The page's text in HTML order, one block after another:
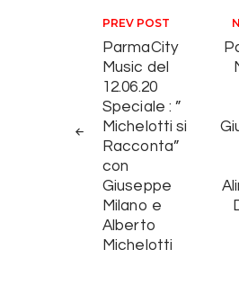
Navigazione
PREV POST
ParmaCity
Music del
12.06.20
Speciale : ”
Michelotti si
Racconta”
con
Giuseppe
Milano e
Alberto
Michelotti